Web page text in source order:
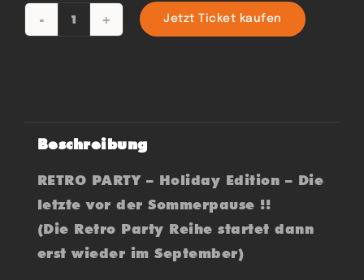
RETRO
90s
Menge
Jetzt Ticket kaufen
Beschreibung
RETRO PARTY – Holiday Edition – Die
letzte vor der Sommerpause !!
(Die Retro Party Reihe startet dann
erst wieder im September)